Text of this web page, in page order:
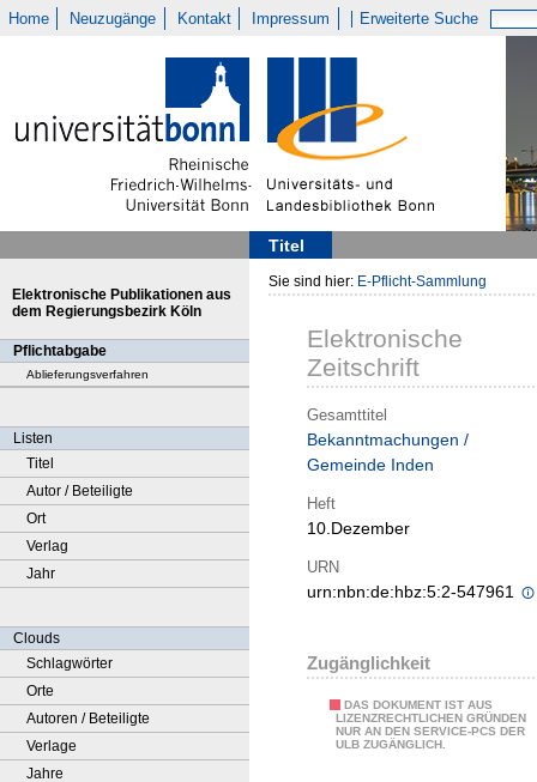
Home Neuzugänge Kontakt Impressum Erweiterte Suche
Titel
Elektronische Publikationen aus
dem Regierungsbezirk Köln
Pflichtabgabe
Ablieferungsverfahren
Listen
Titel
Autor / Beteiligte
Ort
Verlag
Jahr
Clouds
Schlagwörter
Orte
Autoren / Beteiligte
Verlage
Jahre
Sie sind hier: E-Pflicht-Sammlung
Elektronische
Zeitschrift
Gesamttitel
Bekanntmachungen /
Gemeinde Inden
Heft
10.Dezember
URN
urn:nbn:de:hbz:5:2-547961
Zugänglichkeit
DAS DOKUMENT IST AUS
LIZENZRECHTLICHEN GRÜNDEN
NUR AN DEN SERVICE-PCS DER
ULB ZUGÄNGLICH.